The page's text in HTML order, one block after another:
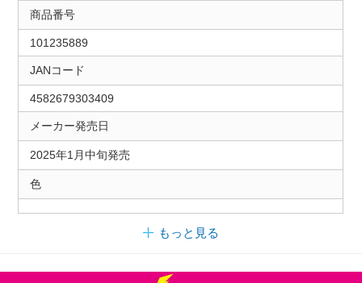
商品番号
101235889
JANコード
4582679303409
メーカー発売日
2025年1月中旬発売
色
もっと見る